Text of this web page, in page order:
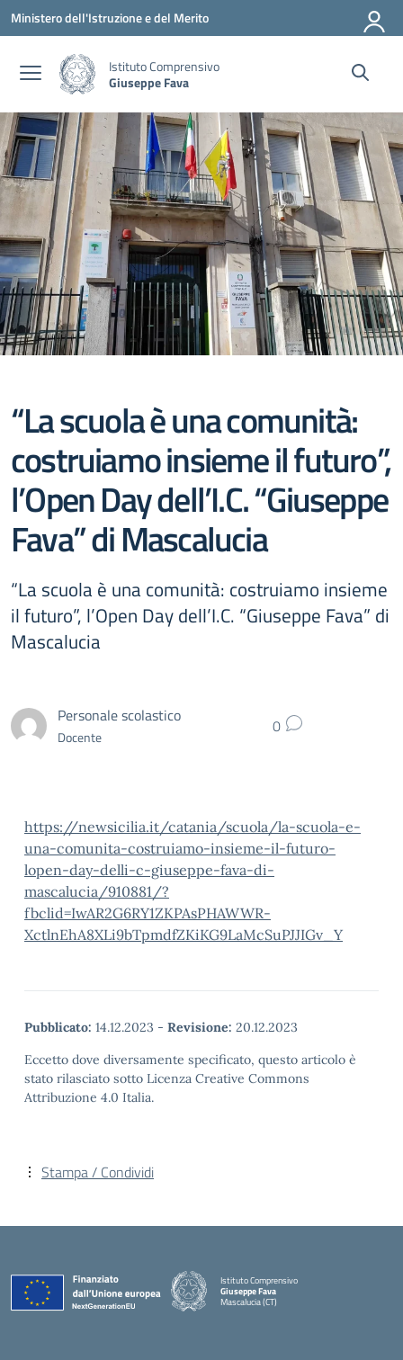
Vai ai contenuti
Vai al menu di navigazione
Vai al footer
Ministero dell'Istruzione e del Merito
Istituto Comprensivo
Giuseppe Fava
“La scuola è una comunità:
costruiamo insieme il futuro”,
l’Open Day dell’I.C. “Giuseppe
Fava” di Mascalucia
“La scuola è una comunità: costruiamo insieme
il futuro”, l’Open Day dell’I.C. “Giuseppe Fava” di
Mascalucia
Personale scolastico
Docente 0
https://newsicilia.it/catania/scuola/la-scuola-e-
una-comunita-costruiamo-insieme-il-futuro-
lopen-day-delli-c-giuseppe-fava-di-
mascalucia/910881/?
fbclid=IwAR2G6RY1ZKPAsPHAWWR-
XctlnEhA8XLi9bTpmdfZKiKG9LaMcSuPJJIGv_Y
Pubblicato: 14.12.2023 - Revisione: 20.12.2023
Eccetto dove diversamente specificato, questo articolo è
stato rilasciato sotto Licenza Creative Commons
Attribuzione 4.0 Italia.
Stampa / Condividi
Istituto Comprensivo
Giuseppe Fava
Mascalucia (CT)